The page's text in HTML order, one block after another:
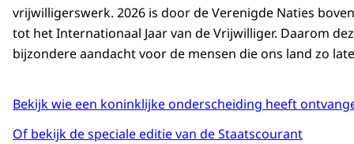
vrijwilligerswerk. 2026 is door de Verenigde Naties
tot het Internationaal Jaar van de Vrijwilliger. Daarom
bijzondere aandacht voor de mensen die ons land zo
Bekijk wie een koninklijke onderscheiding heeft
Of bekijk de speciale editie van de Staatscourant